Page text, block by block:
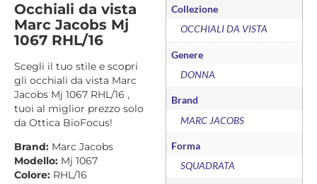
Occhiali da vista
Marc Jacobs Mj
1067 RHL/16
Scegli il tuo stile e scopri
gli occhiali da vista Marc
Jacobs Mj 1067 RHL/16 ,
tuoi al miglior prezzo solo
da Ottica BioFocus!
Brand: Marc Jacobs
Modello: Mj 1067
Colore: RHL/16
Collezione
OCCHIALI DA VISTA
Genere
DONNA
Brand
MARC JACOBS
Forma
SQUADRATA